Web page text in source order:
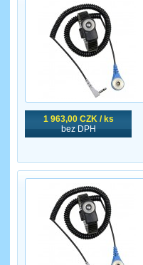
1 963,00 CZK / ks
bez DPH